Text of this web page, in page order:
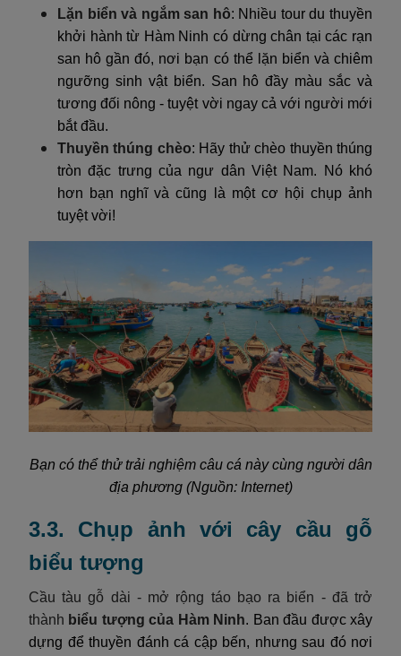
Lặn biển và ngắm san hô: Nhiều tour du thuyền
khởi hành từ Hàm Ninh có dừng chân tại các rạn
san hô gần đó, nơi bạn có thể lặn biển và chiêm
ngưỡng sinh vật biển. San hô đầy màu sắc và
tương đối nông - tuyệt vời ngay cả với người mới
bắt đầu.
Thuyền thúng chèo: Hãy thử chèo thuyền thúng
tròn đặc trưng của ngư dân Việt Nam. Nó khó
hơn bạn nghĩ và cũng là một cơ hội chụp ảnh
tuyệt vời!
Bạn có thể thử trải nghiệm câu cá này cùng người dân
địa phương (Nguồn: Internet)
3.3. Chụp ảnh với cây cầu gỗ
biểu tượng
Cầu tàu gỗ dài - mở rộng táo bạo ra biển - đã trở
thành biểu tượng của Hàm Ninh. Ban đầu được xây
dựng để thuyền đánh cá cập bến, nhưng sau đó nơi